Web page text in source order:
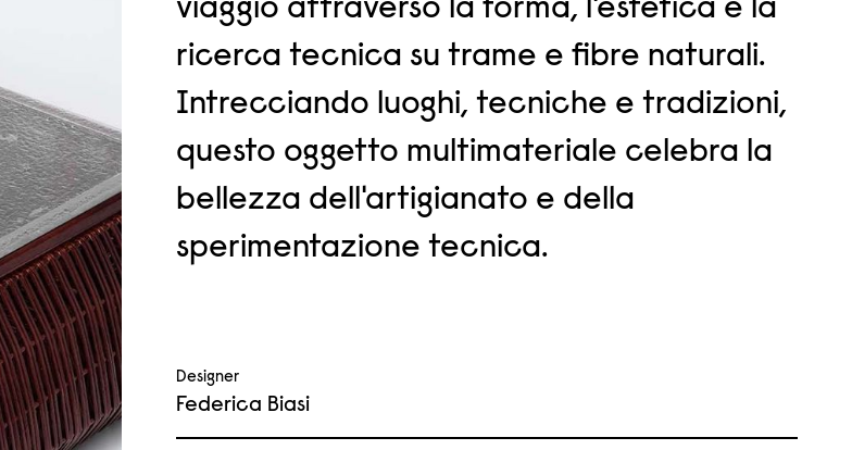
viaggio attraverso la forma, l'estetica e la
ricerca tecnica su trame e fibre naturali.
Intrecciando luoghi, tecniche e tradizioni,
questo oggetto multimateriale celebra la
bellezza dell'artigianato e della
sperimentazione tecnica.
Designer
Federica Biasi